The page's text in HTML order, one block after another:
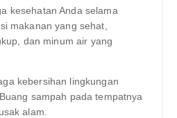
kesehatan Anda selama
makanan yang sehat,
dan minum air yang
kebersihan lingkungan
sampah pada tempatnya
alam.